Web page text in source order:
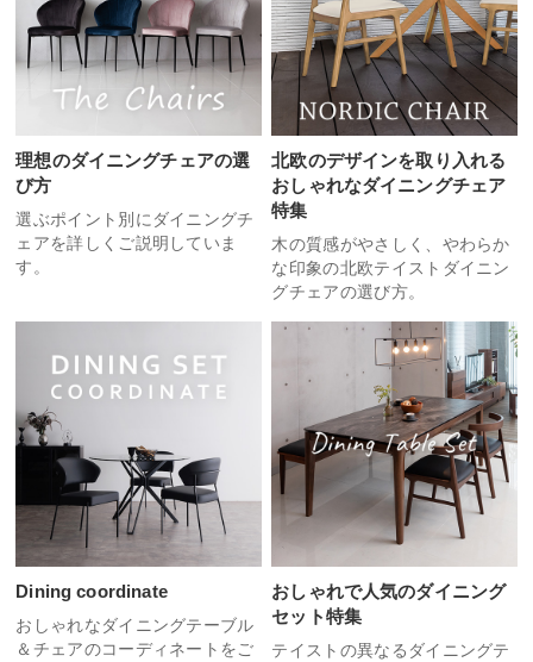
理想のダイニングチェアの選
び方
選ぶポイント別にダイニングチ
ェアを詳しくご説明していま
す。
北欧のデザインを取り入れる
おしゃれなダイニングチェア
特集
木の質感がやさしく、やわらか
な印象の北欧テイストダイニン
グチェアの選び方。
Dining coordinate
おしゃれなダイニングテーブル
＆チェアのコーディネートをご
おしゃれで人気のダイニング
セット特集
テイストの異なるダイニングテ